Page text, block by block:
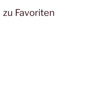
zu Favoriten